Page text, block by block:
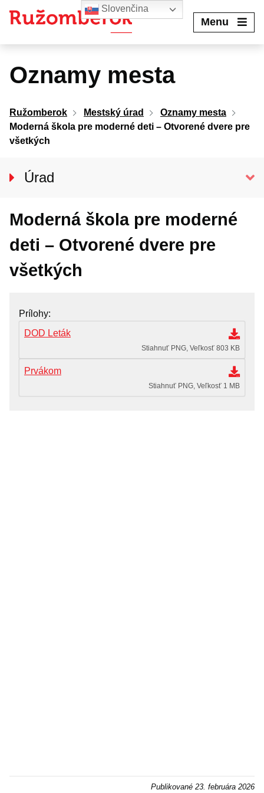
Menu
Oznamy mesta
Ružomberok Mestský úrad
Oznamy mesta
Moderná škola pre moderné deti – Otvorené dvere pre
všetkých
Úrad
Prednosta úradu
Oddelenia MsÚ
OZNAMY MESTA
Moderná škola pre moderné
deti – Otvorené dvere pre
všetkých
Prílohy
DOD Leták
Stiahnuť PNG, Veľkosť 803 KB
Prvákom
Stiahnuť PNG, Veľkosť 1 MB
Publikované 23. februára 2026
Slovenčina